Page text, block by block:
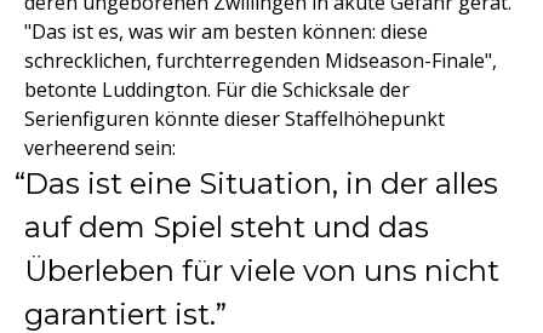
"Das ist es, was wir am besten können: diese
schrecklichen, furchterregenden Midseason-Finale",
betonte Luddington. Für die Schicksale der
Serienfiguren könnte dieser Staffelhöhepunkt
verheerend sein:
Das ist eine Situation, in der alles
auf dem Spiel steht und das
Überleben für viele von uns nicht
garantiert ist.